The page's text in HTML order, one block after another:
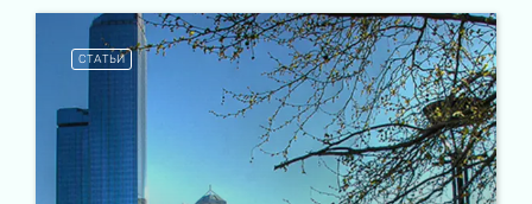
СТАТЬИ